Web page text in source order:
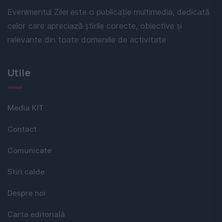
Evenimentul Zilei este o publicație multimedia, dedicată
celor care apreciază știrile corecte, obiective și
relevante din toate domeniile de activitate
Utile
Media KIT
Contact
Comunicate
Stiri calde
Despre noi
Carta editorială